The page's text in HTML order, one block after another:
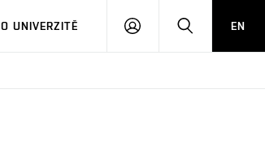
O UNIVERZITĚ
PŘIHLÁSIT HLEDATEN